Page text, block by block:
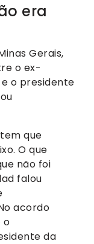
era
Gerais,
o ex-
o presidente
que
O que
não foi
falou
acordo
o
da